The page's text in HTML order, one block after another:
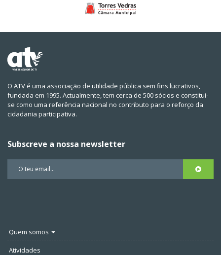
O ATV é uma associação de utilidade pública sem fins lucrativos,
fundada em 1995. Actualmente, tem cerca de 500 sócios e constitui-
se como uma referência nacional no contributo para o reforço da
cidadania participativa.
Subscreve a nossa newsletter
Quem somos
Atividades